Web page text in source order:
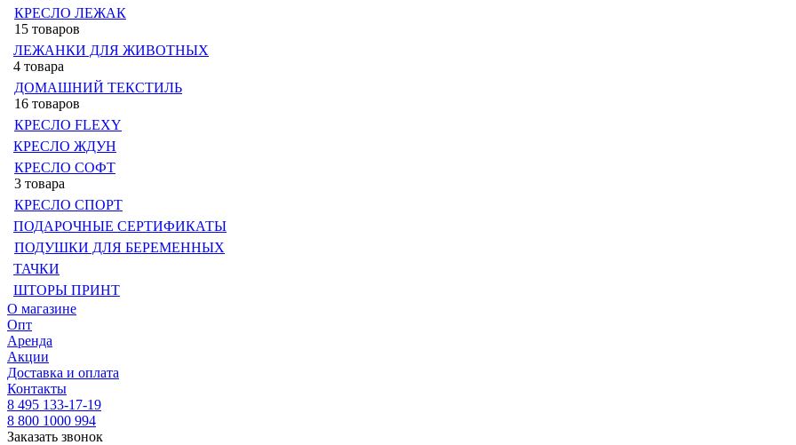
КРЕСЛО ЛЕЖАК
15 товаров
ЛЕЖАНКИ ДЛЯ ЖИВОТНЫХ
4 товара
ДОМАШНИЙ ТЕКСТИЛЬ
16 товаров
КРЕСЛО FLEXY
КРЕСЛО ЖДУН
КРЕСЛО СОФТ
3 товара
КРЕСЛО СПОРТ
ПОДАРОЧНЫЕ СЕРТИФИКАТЫ
ПОДУШКИ ДЛЯ БЕРЕМЕННЫХ
ТАЧКИ
ШТОРЫ ПРИНТ
О магазине
Опт
Аренда
Акции
Доставка и оплата
Контакты
8 495 133-17-19
8 800 1000 994
Заказать звонок